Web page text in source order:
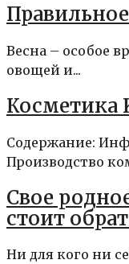
Весна – особое
овощей и...
Косметика
Содержание:
Производство
Свое
стоит
Ни для кого ни